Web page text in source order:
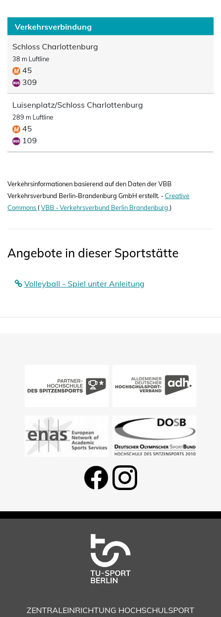
Verkehrsverbindung
Schloss Charlottenburg
38 m Luftline
45
309
Luisenplatz/Schloss Charlottenburg
289 m Luftline
45
109
Verkehrsinformationen basierend auf den Daten der VBB
Verkehrsverbund Berlin-Brandenburg GmbH erstellt. -Creative
Commons (VBB - Verkehrsverbund Berlin Brandenburg )
Angebote in dieser Sportstätte
Volleyball - Spiel unter Anleitung
ZENTRALEINRICHTUNG HOCHSCHULSPORT